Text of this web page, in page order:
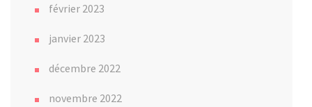
février 2023
janvier 2023
décembre 2022
novembre 2022